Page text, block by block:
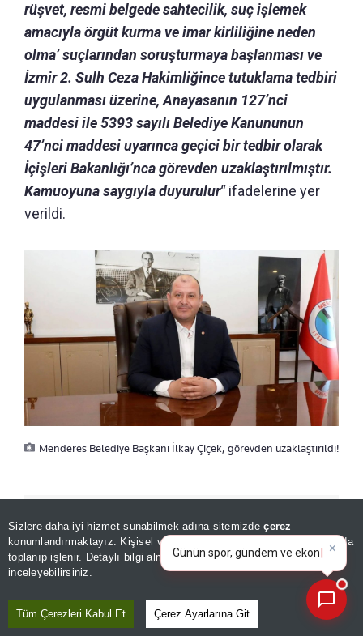
Sizlere daha iyi hizmet sunabilmek adına sitemizdeçerez
konumlandırmaktayız. Kişisel verileriniz, KVKK ve GDPR kapsamında
toplanıp işlenir. Detaylı bilgi almak içinAydınlatma Metnimizi
inceleyebilirsiniz.
Tüm Çerezleri Kabul Et Çerez Ayarlarına Git
rüşvet, resmi belgede sahtecilik, suç işlemek
amacıyla örgüt kurma ve imar kirliliğine neden
olma’ suçlarından soruşturmaya başlanması ve
İzmir 2. Sulh Ceza Hakimliğince tutuklama tedbiri
uygulanması üzerine, Anayasanın 127’nci
maddesi ile 5393 sayılı Belediye Kanununun
47’nci maddesi uyarınca geçici bir tedbir olarak
İçişleri Bakanlığı’nca görevden uzaklaştırılmıştır.
Kamuoyuna saygıyla duyurulur"ifadelerine yer
verildi.
Menderes Belediye Başkanı İlkay Çiçek, görevden uzaklaştırıldı!
GÜNDEM
Başkan skandal mesajları
İlkay Çiçek'in ihracını istedi
×
Bugünkü yazar